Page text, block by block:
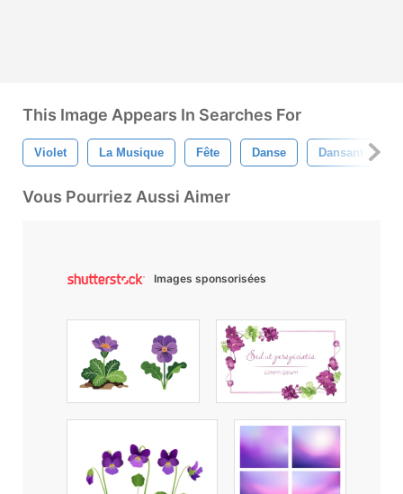
This Image Appears In Searches For
Violet La Musique Fête Danse Dansant
Vous Pourriez Aussi Aimer
Images sponsorisées